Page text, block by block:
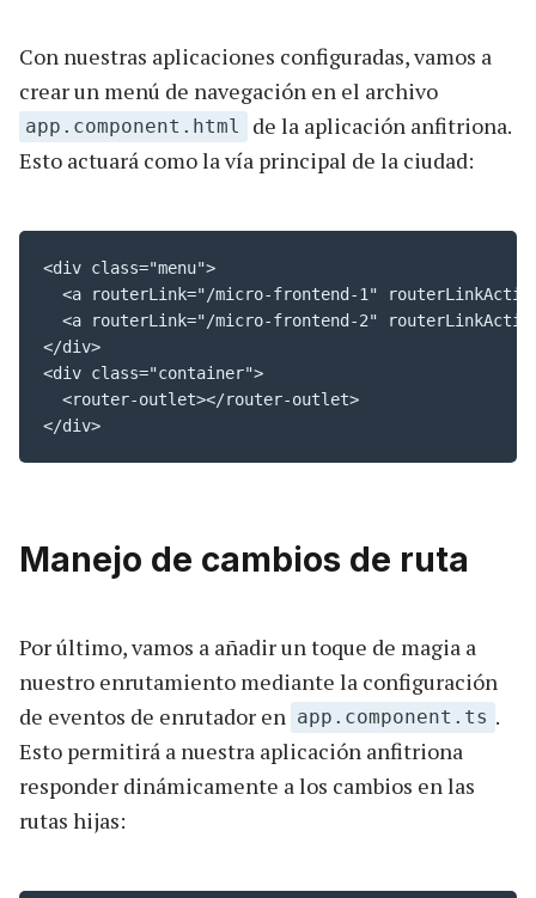
Con nuestras aplicaciones configuradas, vamos a
crear un menú de navegación en el archivo
app.component.html
de la aplicación anfitriona.
Esto actuará como la vía principal de la ciudad:
<div class="menu">
<a routerLink="/micro-frontend-1"
<a routerLink="/micro-frontend-2"
</div>
<div class="container">
  <router-outlet></router-outlet>
</div>
Manejo de cambios de ruta
Por último, vamos a añadir un toque de magia a
nuestro enrutamiento mediante la configuración
de eventos de enrutador en app.component.ts .
Esto permitirá a nuestra aplicación anfitriona
responder dinámicamente a los cambios en las
rutas hijas: